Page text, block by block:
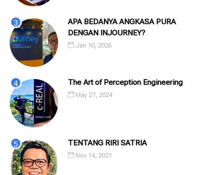
APA BEDANYA ANGKASA PURA
DENGAN INJOURNEY?
Jan 10, 2026
The Art of Perception Engineering
May 27, 2024
TENTANG RIRI SATRIA
Nov 14, 2021